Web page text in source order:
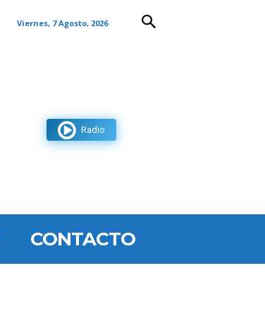
Viernes, 7 Agosto, 2026
Radio
CONTACTO